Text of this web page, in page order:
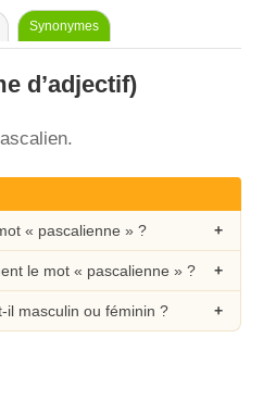
Synonymes
d’adjectif)
« pascalienne » ?
le mot « pascalienne » ?
il masculin ou féminin ?